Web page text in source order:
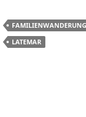
FAMILIENWANDERUNG
LATEMAR